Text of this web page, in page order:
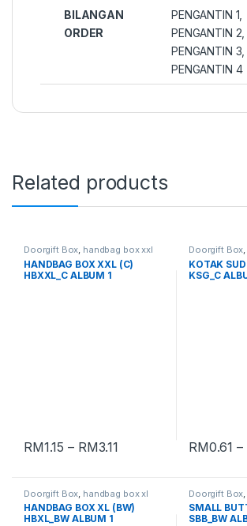
BILANGAN
ORDER
PENGANTIN 1,
PENGANTIN 2,
PENGANTIN 3,
PENGANTIN 4
Related products
Doorgift Box, handbag box xxl
HANDBAG BOX XXL (C)
HBXXL_C ALBUM 1
RM1.15 – RM3.11
Doorgift Box,
KOTAK
KSG_C
RM0.61 –
Doorgift Box handbag box xl
HANDBAG BOX XL (BW)
HBXL_BW ALBUM 1
Doorgift Box
Box
SMALL
SBB_BW